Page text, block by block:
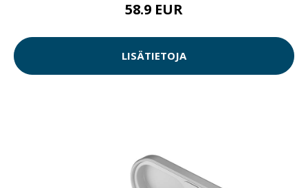
58.9 EUR
LISÄTIETOJA